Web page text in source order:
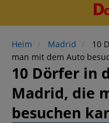
Heim Madrid
10
man mit dem Auto
10 Dörfer in
Madrid, die
besuchen